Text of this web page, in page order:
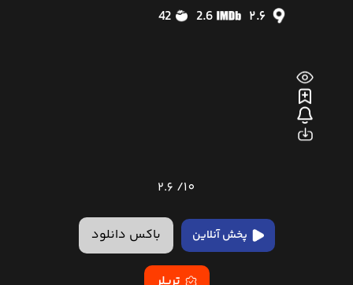
2.6
2.6
42
10/
2.6
پخش آنلاین باکس دانلود